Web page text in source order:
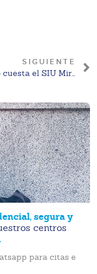
SIGUIENTE
¿Cuánto cuesta el SIU Mirena? Precio CDMX en 2026
segura y
centros
para citas e